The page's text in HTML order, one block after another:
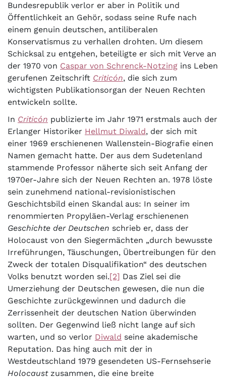
Bundesrepublik verlor er aber in Politik und
Öffentlichkeit an Gehör, sodass seine Rufe nach
einem genuin deutschen, antiliberalen
Konservatismus zu verhallen drohten. Um diesem
Schicksal zu entgehen, beteiligte er sich mit Verve an
der 1970 von Caspar von Schrenck-Notzing ins Leben
gerufenen Zeitschrift Criticón, die sich zum
wichtigsten Publikationsorgan der Neuen Rechten
entwickeln sollte.
In Criticón publizierte im Jahr 1971 erstmals auch der
Erlanger Historiker Hellmut Diwald, der sich mit
einer 1969 erschienenen Wallenstein-Biografie einen
Namen gemacht hatte. Der aus dem Sudetenland
stammende Professor näherte sich seit Anfang der
1970er-Jahre sich der Neuen Rechten an. 1978 löste
sein zunehmend national-revisionistischen
Geschichtsbild einen Skandal aus: In seiner im
renommierten Propyläen-Verlag erschienenen
Geschichte der Deutschen schrieb er, dass der
Holocaust von den Siegermächten „durch bewusste
Irreführungen, Täuschungen, Übertreibungen für den
Zweck der totalen Disqualifikation“ des deutschen
Volks benutzt worden sei.[2] Das Ziel sei die
Umerziehung der Deutschen gewesen, die nun die
Geschichte zurückgewinnen und dadurch die
Zerrissenheit der deutschen Nation überwinden
sollten. Der Gegenwind ließ nicht lange auf sich
warten, und so verlor Diwald seine akademische
Reputation. Das hing auch mit der in
Westdeutschland 1979 gesendeten US-Fernsehserie
Holocaustzusammen, die eine breite